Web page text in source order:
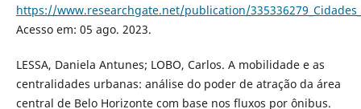
https://www.researchgate.net/publication/
Acesso em: 05 ago. 2023.
LESSA, Daniela Antunes; LOBO, Carlos. A mobilidade e as
centralidades urbanas: análise do poder de atração da área
central de Belo Horizonte com base nos fluxos por ônibus.